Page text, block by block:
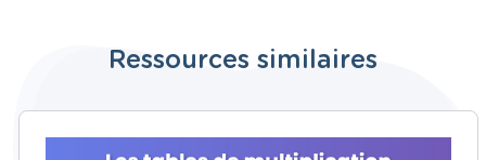
Ressources similaires